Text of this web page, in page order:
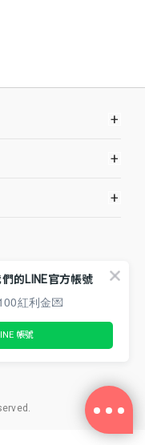
+
+
+
的LINE官方帳號
紅利金💌
帳號